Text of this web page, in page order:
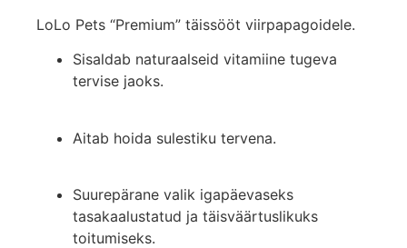
LoLo Pets “Premium” täissööt viirpapagoidele.
Sisaldab naturaalseid vitamiine tugeva
tervise jaoks.
Aitab hoida sulestiku tervena.
Suurepärane valik igapäevaseks
tasakaalustatud ja täisväärtuslikuks
toitumiseks.